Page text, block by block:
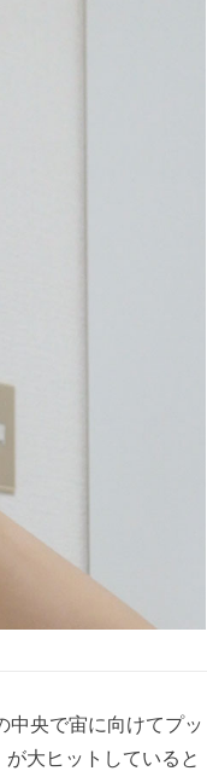
中央で宙に向けてプッ
大ヒットしていると